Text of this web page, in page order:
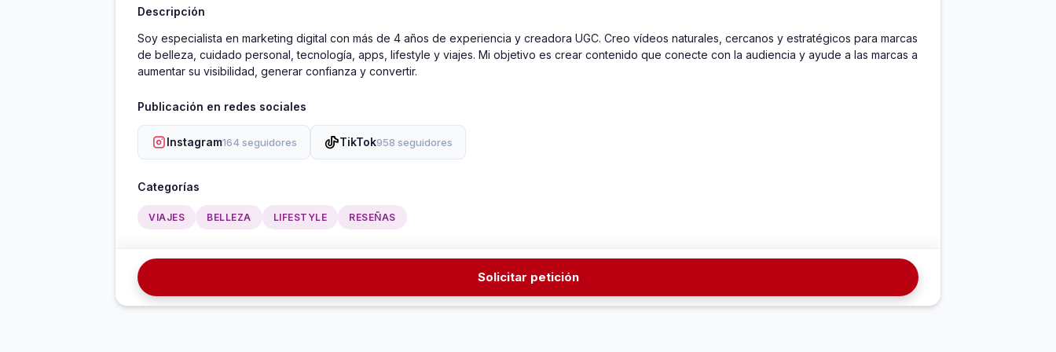
Descripción
Soy especialista en marketing digital con más de 4 años de experiencia y creadora UGC. Creo vídeos naturales, cercanos y estratégicos para marcas
de belleza, cuidado personal, tecnología, apps, lifestyle y viajes. Mi objetivo es crear contenido que conecte con la audiencia y ayude a las marcas a
aumentar su visibilidad, generar confianza y convertir.
Publicación en redes sociales
Instagram164 seguidores TikTok958 seguidores
Categorías
VIAJES BELLEZA LIFESTYLE RESEÑAS
Solicitar petición